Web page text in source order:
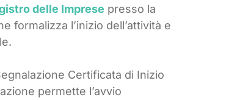
delle Imprese presso la
formalizza l’inizio dell’attività e
Certificata di Inizio
permette l’avvio